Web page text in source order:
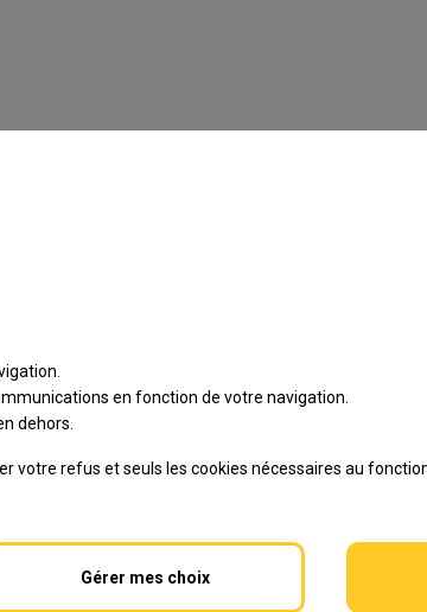
en fonction de votre navigation.
dehors.
votre refus et seuls les cookies nécessaires au
Gérer mes choix